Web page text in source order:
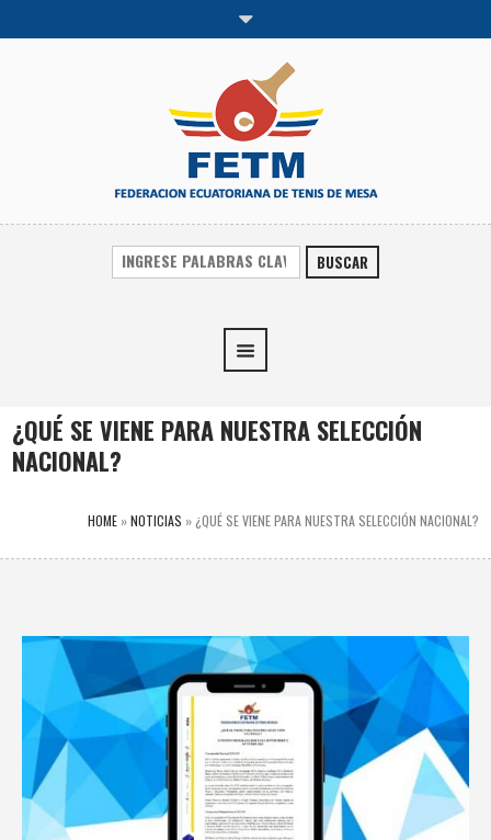
BUSCAR
¿QUÉ SE VIENE PARA NUESTRA SELECCIÓN
NACIONAL?
HOME»NOTICIAS » ¿QUÉ SE VIENE PARA NUESTRA SELECCIÓN NACIONAL?